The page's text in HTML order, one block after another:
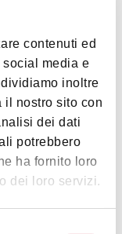
contenuti ed
media e
inoltre
il nostro sito con
dei dati
potrebbero
ha fornito loro
dei loro servizi.
Sales Bluenergy
Susa Scai